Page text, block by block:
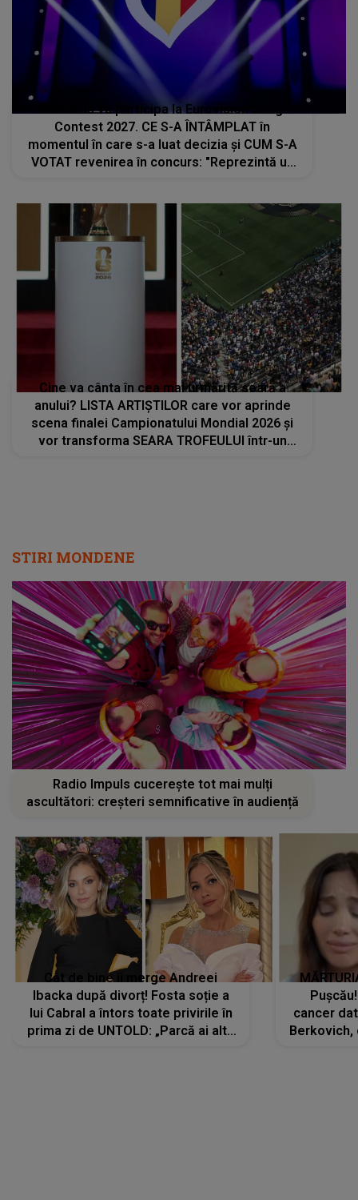
România va participa la Eurovision Song
Contest 2027. CE S-A ÎNTÂMPLAT în
momentul în care s-a luat decizia și CUM S-A
VOTAT revenirea în concurs: "Reprezintă un
Cine va cânta în cea mai urmărită seară a
anului? LISTA ARTIȘTILOR care vor aprinde
scena finalei Campionatului Mondial 2026 și
vor transforma SEARA TROFEULUI într-un
STIRI MONDENE
Radio Impuls cucerește tot mai mulți
ascultători: creșteri semnificative în audiență
Cât de bine îi merge Andreei
Ibacka după divorț! Fosta soție a
lui Cabral a întors toate privirile în
prima zi de UNTOLD: „Parcă ai altă
cancer
Berkovich,